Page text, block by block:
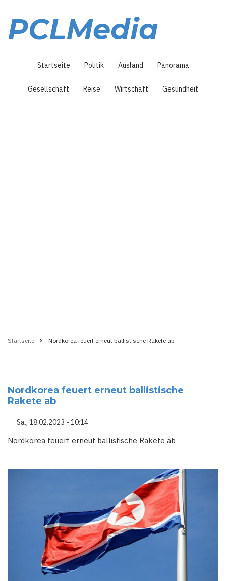
Inhalt
PCLMedia
Startseite Politik Ausland Panorama
Gesellschaft Reise Wirtschaft Gesundheit
Startseite Nordkorea feuert erneut ballistische Rakete ab
Nordkorea feuert erneut ballistische
Rakete ab
Sa., 18.02.2023 - 10:14
Nordkorea feuert erneut ballistische Rakete ab